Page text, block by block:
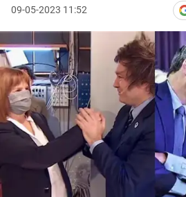
09-05-2023 11:52